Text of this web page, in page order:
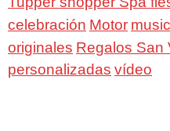
celebración Motor
originales Regalos San
personalizadas vídeo